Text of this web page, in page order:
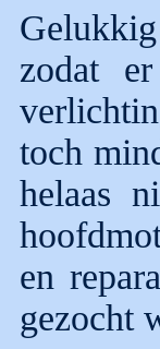
zodat
toch
helaas
en
gezocht